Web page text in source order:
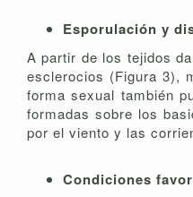
Esporulación y
A partir de los tejidos
esclerocios (Figura 3),
forma sexual también
formadas sobre los
por el viento y las
Condiciones